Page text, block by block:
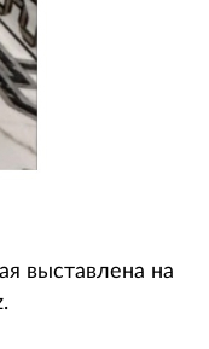
выставлена на